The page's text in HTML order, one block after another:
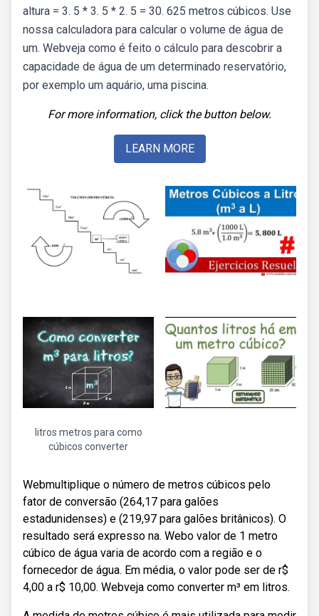
altura = 3. 5 * 3. 5 * 2. 5 = 30. 625 metros cúbicos. Use
nossa calculadora para calcular o volume de água de
um. Webveja como é feito o cálculo para descobrir a
capacidade de água de um determinado reservatório,
por exemplo um aquário, uma piscina.
For more information, click the button below.
LEARN MORE
litros metros para como
cúbicos converter
Webmultiplique o número de metros cúbicos pelo
fator de conversão (264,17 para galões
estadunidenses) e (219,97 para galões britânicos). O
resultado será expresso na. Webo valor de 1 metro
cúbico de água varia de acordo com a região e o
fornecedor de água. Em média, o valor pode ser de r$
4,00 a r$ 10,00. Webveja como converter m³ em litros.